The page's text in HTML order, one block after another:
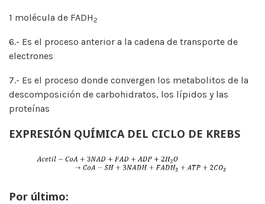
1 molécula de FADH 2
6.- Es el proceso anterior a la cadena de transporte de
electrones
7.- Es el proceso donde convergen los metabolitos de la
descomposición de carbohidratos, los lípidos y las
proteínas
EXPRESIÓN QUÍMICA DEL CICLO DE KREBS
Por último: